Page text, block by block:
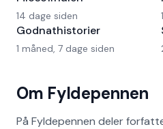
Om Fyldepennen
På Fyldepennen deler
14 dage siden
Godnathistorier
1 måned, 7 dage siden